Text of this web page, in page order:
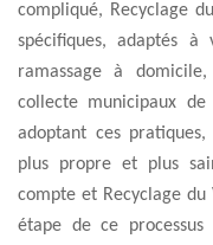
compliqué, Recyclage
spécifiques, adaptés à
ramassage à
collecte municipaux
adoptant ces
plus propre et plus
compte et Recyclage
étape de ce processus